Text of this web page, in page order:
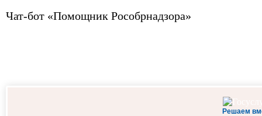
Противодействие коррупции
Чат-бот «Помощник Рособрнадзора»
Решаем